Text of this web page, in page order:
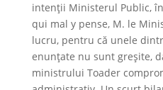
intenţii Ministerul Public,
qui mal y pense, M. le
lucru, pentru că unele
enunţate nu sunt greşite,
ministrului Toader